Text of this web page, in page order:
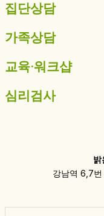
집단상담
가족상담
교육·워크샵
심리검사
밝
강남역 6,7번